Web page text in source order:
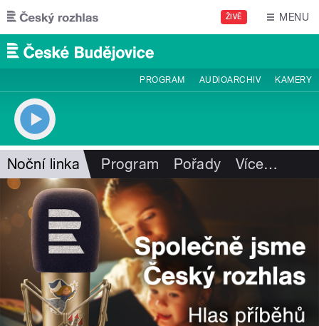
Přejít k hlavnímu obsahu
ŽIVĚ MENU
PROGRAM AUDIOARCHIV KAMERY
Noční linka Program Pořady Více…